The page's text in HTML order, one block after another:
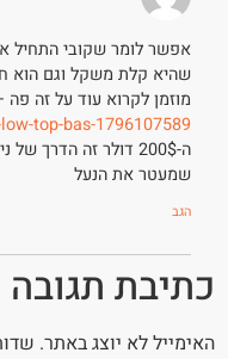
אפשר לומר שקובי התחיל
שהיא קלת משקל וגם הוא
מוזמן לקרוא עוד על זה פה
top-bas-1796107589
ה-200$ דולר זה
שמעטר את הנעל
הגב
כתיבת תגובה
האימייל לא יוצג באתר.